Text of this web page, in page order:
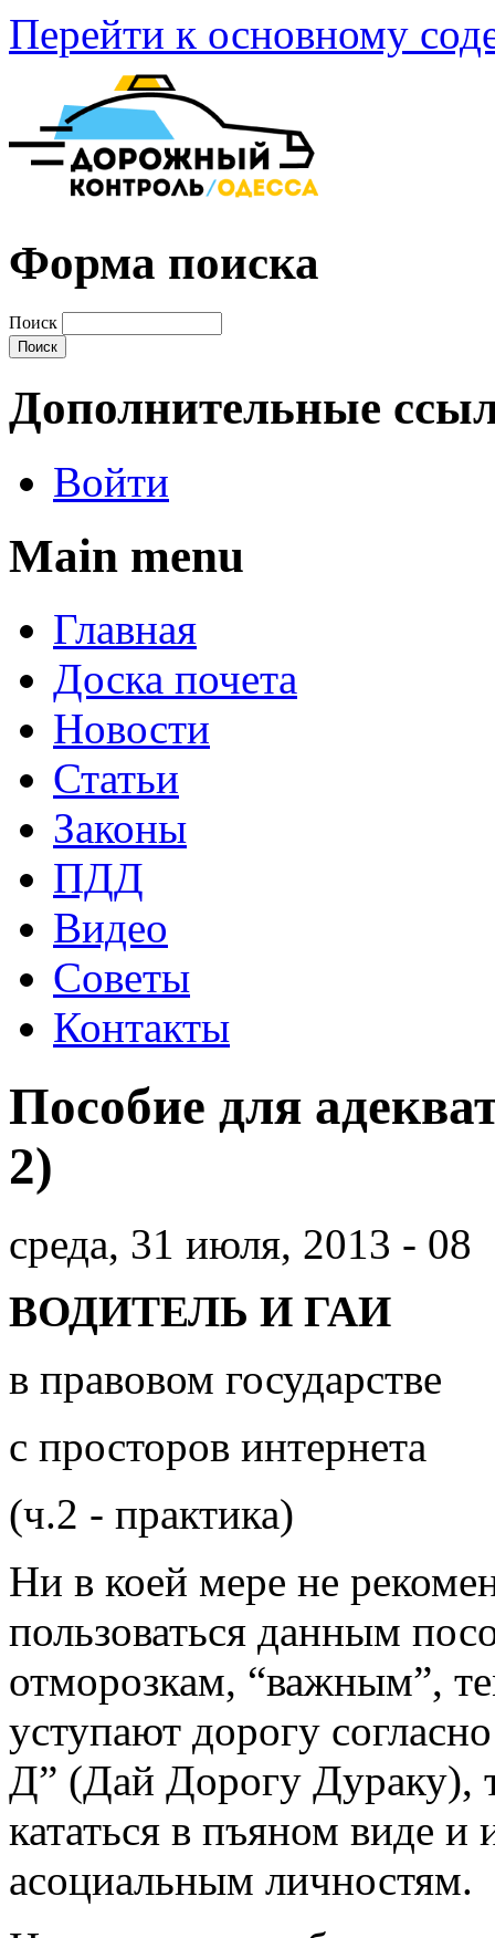
Перейти к основному
Форма поиска
Поиск
Дополнительные
Войти
Main menu
Главная
Доска почета
Новости
Статьи
Законы
ПДД
Видео
Советы
Контакты
Пособие для
2)
среда, 31 июля, 2013 - 08
ВОДИТЕЛЬ И ГАИ
в правовом государстве
с просторов интернета
(ч.2 - практика)
Ни в коей мере не
пользоваться данным
отморозкам, “важным”,
уступают дорогу
Д” (Дай Дорогу Дураку),
кататься в пъяном виде
асоциальным личностям.